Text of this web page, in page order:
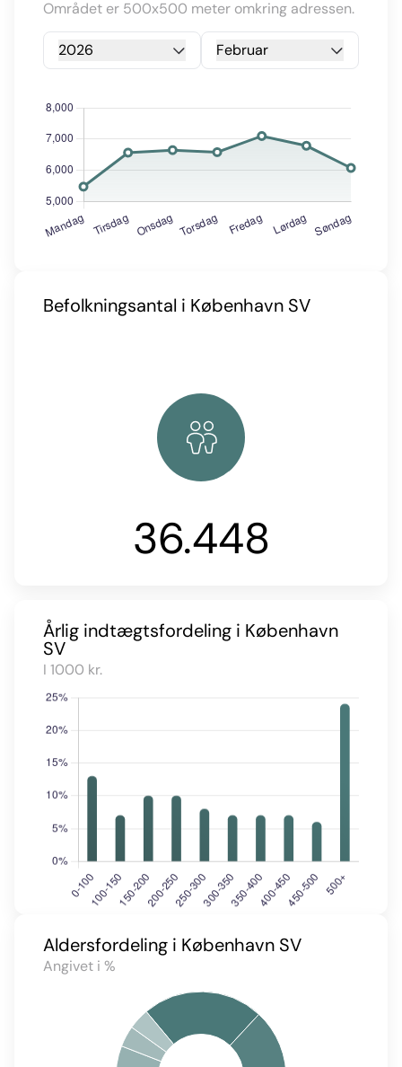
Området er 500x500 meter omkring adressen.
2026 Februar
Befolkningsantal i København SV
36.448
Årlig indtægtsfordeling i København
SV
I 1000 kr.
Aldersfordeling i København SV
Angivet i %